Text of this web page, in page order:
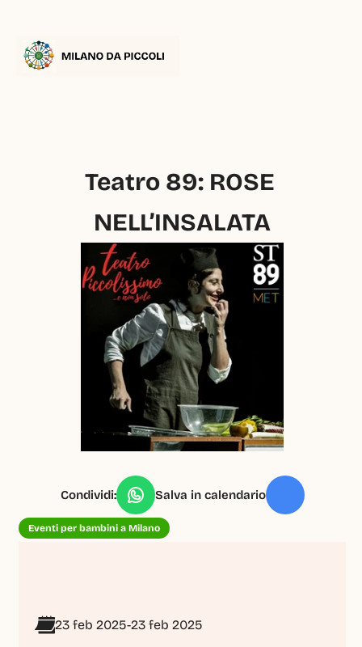
Teatro 89: ROSE
NELL’INSALATA
Condividi: Salva in calendario
Eventi per bambini a Milano
23 feb 2025-23 feb 2025